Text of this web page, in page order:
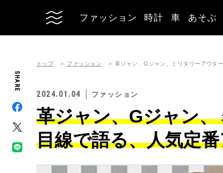
ファッション 時計 車 あそぶ
SHARE
トップ ファッション 革ジャン、Gジャン、ミリタリーアウタ
2024.01.04 ファッション
革ジャン、Gジャン
目線で語る、人気定